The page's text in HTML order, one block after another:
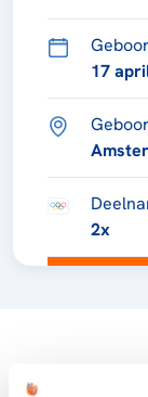
17
2x